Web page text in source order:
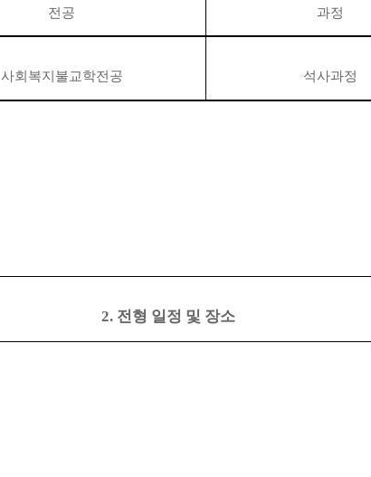
전공 과정
사회복지불교학전공 석사과정
2. 전형 일정 및 장소